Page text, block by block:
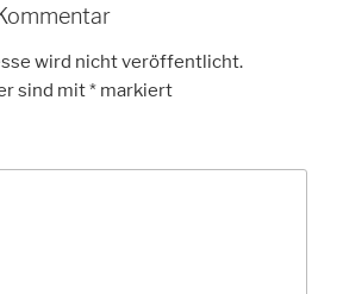
wird nicht veröffentlicht.
sind mit* markiert